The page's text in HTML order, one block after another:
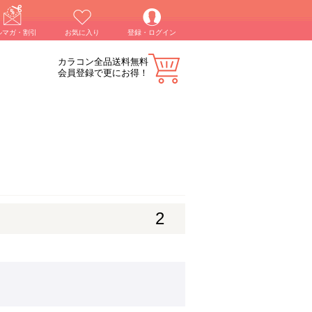
マガ・割引 お気に入り 登録・ログイン
カラコン全品送料無料
会員登録で更にお得！
2